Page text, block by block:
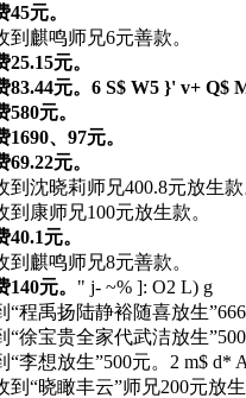
元。
到麒鸣师兄6元善款。
元。
元。 6 S$ W5 }' v+ Q$
元。
、97元。
元。
到沈晓莉师兄400.8元放生款
康师兄100元放生款。
元。
到麒鸣师兄8元善款。
元。 " j- ~% ]: O2 L) g
程禹扬陆静裕随喜放生”666
徐宝贵全家代武洁放生”500
李想放生”500元。 2 m$ d*
“晓瞰丰云”师兄200元放生